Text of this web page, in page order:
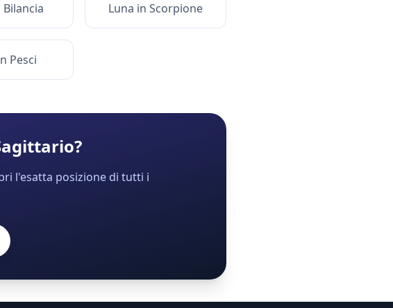
Bilancia Luna in Scorpione
Pesci
?
l'esatta posizione di tutti i